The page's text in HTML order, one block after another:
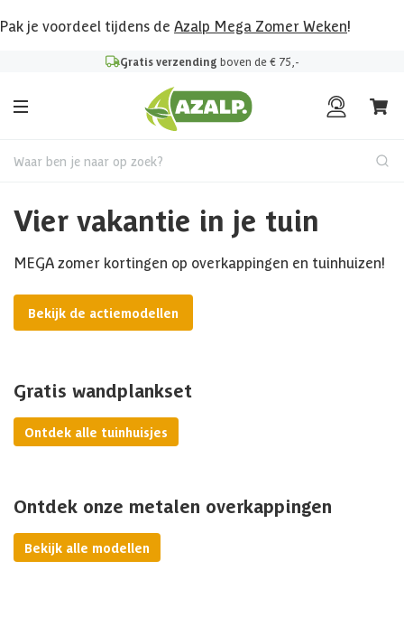
Pak je voordeel tijdens de Azalp Mega Zomer Weken!
Gratis verzending boven de € 75,-
Waar ben je naar op zoek?
Vier vakantie in je tuin
MEGA zomer kortingen op overkappingen en tuinhuizen!
Bekijk de actiemodellen
Gratis wandplankset
Ontdek alle tuinhuisjes
Ontdek onze metalen overkappingen
Bekijk alle modellen